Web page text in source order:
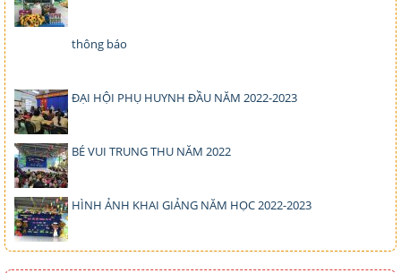
thông báo
ĐẠI HỘI PHỤ HUYNH ĐẦU NĂM 2022-2023
BÉ VUI TRUNG THU NĂM 2022
HÌNH ẢNH KHAI GIẢNG NĂM HỌC 2022-2023